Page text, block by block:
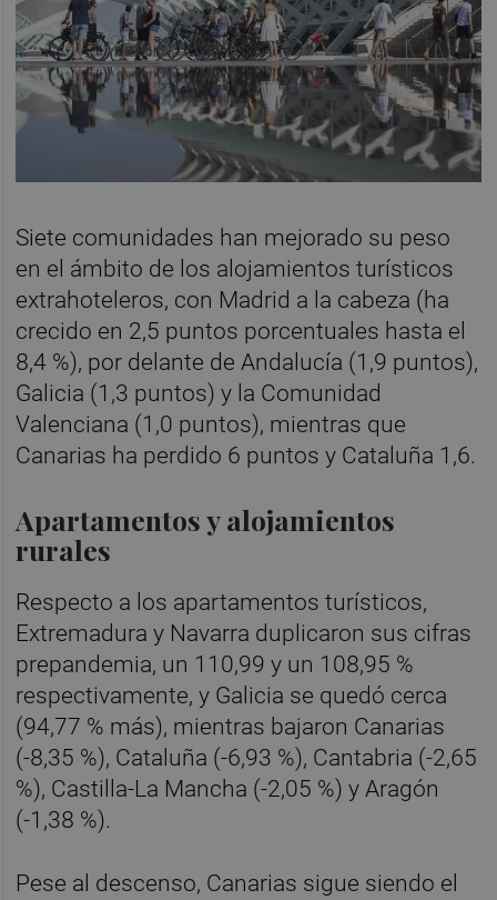
Siete comunidades han mejorado su peso
en el ámbito de los alojamientos turísticos
extrahoteleros, con Madrid a la cabeza (ha
crecido en 2,5 puntos porcentuales hasta el
8,4 %), por delante de Andalucía (1,9 puntos),
Galicia (1,3 puntos) y la Comunidad
Valenciana (1,0 puntos), mientras que
Canarias ha perdido 6 puntos y Cataluña 1,6.
Apartamentos y alojamientos
rurales
Respecto a los apartamentos turísticos,
Extremadura y Navarra duplicaron sus cifras
prepandemia, un 110,99 y un 108,95 %
respectivamente, y Galicia se quedó cerca
(94,77 % más), mientras bajaron Canarias
(-8,35 %), Cataluña (-6,93 %), Cantabria (-2,65
%), Castilla-La Mancha (-2,05 %) y Aragón
(-1,38 %).
Pese al descenso, Canarias sigue siendo el